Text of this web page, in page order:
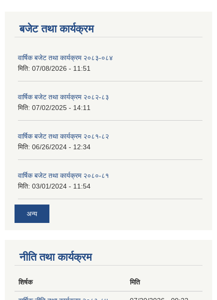
बजेट तथा कार्यक्रम
वार्षिक बजेट तथा कार्यक्रम २०८३-०८४
मिति: 07/08/2026 - 11:51
वार्षिक बजेट तथा कार्यक्रम २०८२-८३
मिति: 07/02/2025 - 14:11
वार्षिक बजेट तथा कार्यक्रम २०८१-८२
मिति: 06/26/2024 - 12:34
वार्षिक बजेट तथा कार्यक्रम २०८०-८१
मिति: 03/01/2024 - 11:54
अन्य
नीति तथा कार्यक्रम
शिर्षक मिति